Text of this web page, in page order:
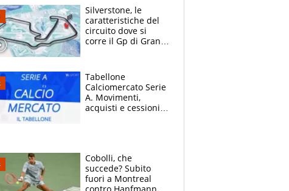
Silverstone, le
caratteristiche del
circuito dove si
corre il Gp di Gran
Tabellone
Calciomercato Serie
A. Movimenti,
acquisti e cessioni:
Cobolli, che
succede? Subito
fuori a Montreal